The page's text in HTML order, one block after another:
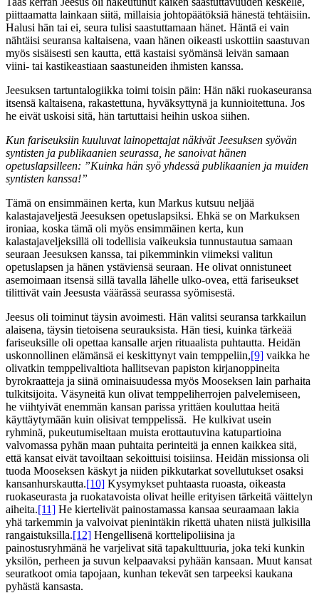
piittaamatta lainkaan siitä, millaisia johtopäätöksiä hänestä tehtäisiin.
Halusi hän tai ei, seura tulisi saastuttamaan hänet. Häntä ei vain
nähtäisi seuransa kaltaisena, vaan hänen oikeasti uskottiin saastuvan
myös sisäisesti sen kautta, että kastaisi syömänsä leivän samaan
viini- tai kastikeastiaan saastuneiden ihmisten kanssa.
Jeesuksen tartuntalogiikka toimi toisin päin: Hän näki ruokaseuransa
itsensä kaltaisena, rakastettuna, hyväksyttynä ja kunnioitettuna. Jos
he eivät uskoisi sitä, hän tartuttaisi heihin uskoa siihen.
Kun fariseuksiin kuuluvat lainopettajat näkivät Jeesuksen syövän
syntisten ja publikaanien seurassa, he sanoivat hänen
opetuslapsilleen: ”Kuinka hän syö yhdessä publikaanien ja muiden
syntisten kanssa!”
Tämä on ensimmäinen kerta, kun Markus kutsuu neljää
kalastajaveljestä Jeesuksen opetuslapsiksi. Ehkä se on Markuksen
ironiaa, koska tämä oli myös ensimmäinen kerta, kun
kalastajaveljeksillä oli todellisia vaikeuksia tunnustautua samaan
seuraan Jeesuksen kanssa, tai pikemminkin viimeksi valitun
opetuslapsen ja hänen ystäviensä seuraan. He olivat onnistuneet
asemoimaan itsensä sillä tavalla lähelle ulko-ovea, että fariseukset
tilittivät vain Jeesusta väärässä seurassa syömisestä.
Jeesus oli toiminut täysin avoimesti. Hän valitsi seuransa tarkkailun
alaisena, täysin tietoisena seurauksista. Hän tiesi, kuinka tärkeää
fariseuksille oli opettaa kansalle arjen rituaalista puhtautta. Heidän
uskonnollinen elämänsä ei keskittynyt vain temppeliin,[9] vaikka he
olivatkin temppelivaltiota hallitsevan papiston kirjanoppineita
byrokraatteja ja siinä ominaisuudessa myös Mooseksen lain parhaita
tulkitsijoita. Väsyneitä kun olivat temppeliherrojen palvelemiseen,
he viihtyivät enemmän kansan parissa yrittäen kouluttaa heitä
käyttäytymään kuin olisivat temppelissä. He kulkivat usein
ryhminä, pukeutumiseltaan muista erottautuvina katupartioina
valvomassa pyhän maan puhtaita perinteitä ja ennen kaikkea sitä,
että kansat eivät tavoiltaan sekoittuisi toisiinsa. Heidän missionsa oli
tuoda Mooseksen käskyt ja niiden pikkutarkat sovellutukset osaksi
kansanhurskautta.[10] Kysymykset puhtaasta ruoasta, oikeasta
ruokaseurasta ja ruokatavoista olivat heille erityisen tärkeitä väittelyn
aiheita.[11] He kiertelivät painostamassa kansaa seuraamaan lakia
yhä tarkemmin ja valvoivat pienintäkin rikettä uhaten niistä julkisilla
rangaistuksilla.[12] Hengellisenä korttelipoliisina ja
painostusryhmänä he varjelivat sitä tapakulttuuria, joka teki kunkin
yksilön, perheen ja suvun kelpaavaksi pyhään kansaan. Muut kansat
seuratkoot omia tapojaan, kunhan tekevät sen tarpeeksi kaukana
pyhästä kansasta.